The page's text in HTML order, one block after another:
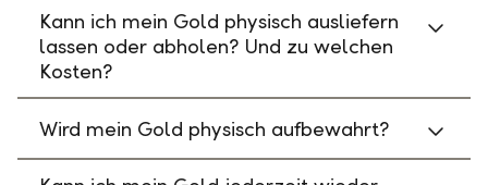
Kann ich mein Gold physisch ausliefern
lassen oder abholen? Und zu welchen
Kosten?
Wird mein Gold physisch aufbewahrt?